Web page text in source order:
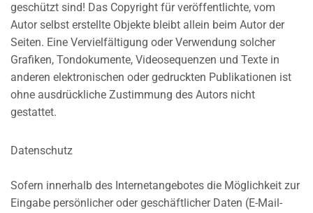
geschützt sind! Das Copyright für veröffentlichte, vom
Autor selbst erstellte Objekte bleibt allein beim Autor der
Seiten. Eine Vervielfältigung oder Verwendung solcher
Grafiken, Tondokumente, Videosequenzen und Texte in
anderen elektronischen oder gedruckten Publikationen ist
ohne ausdrückliche Zustimmung des Autors nicht
gestattet.
Datenschutz
Sofern innerhalb des Internetangebotes die Möglichkeit zur
Eingabe persönlicher oder geschäftlicher Daten (E-Mail-